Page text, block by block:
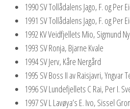
1990 SV Tollådalens Jago, F. og Per
1991 SV Tollådalens Jago, F. og Per
1992 KV Veidfjellets Mio, Sigmund
1993 SV Ronja, Bjarne Kvale
1994 SV Jerv, Kåre Nergård
1995 SV Boss II av Raisjavri, Yngvar
1996 SV Lundefjellets C Rai, Per I.
1997 SV L Lavøya’s E. Ivo, Sissel